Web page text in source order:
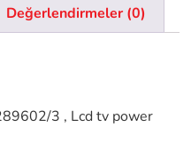
Değerlendirmeler (0)
3 , Lcd tv power